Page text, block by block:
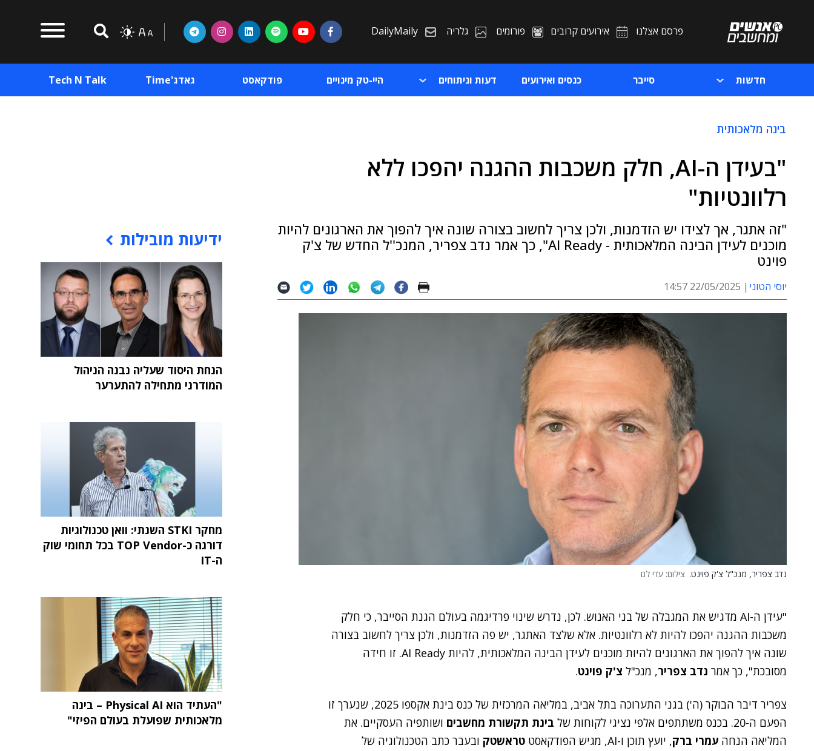
פרסם אצלנו אירועים קרובים פורומים גלריה DailyMaily
חדשות סייבר כנסים ואירועים דעות וניתוחים היי-טק מינויים פודקאסט גאדג'Time Tech N Talk
בינה מלאכותית
"בעידן ה-AI, חלק משכבות ההגנה יהפכו ללא
רלוונטיות"
"זה אתגר, אך לצידו יש הזדמנות, ולכן צריך לחשוב בצורה שונה איך להפוך את הארגונים להיות
מוכנים לעידן הבינה המלאכותית - AI Ready", כך אמר נדב צפריר, המנכ''ל החדש של צ'ק
פוינט
יוסי הטוני 22/05/2025 14:57
נדב צפריר, מנכ"ל צ'ק פוינט. צילום: עדי לם
"עידן ה-AI מדגיש את המגבלה של בני האנוש. לכן, נדרש שינוי פרדיגמה בעולם הגנת הסייבר, כי חלק
משכבות ההגנה יהפכו להיות לא רלוונטיות. אלא שלצד האתגר, יש פה הזדמנות, ולכן צריך לחשוב בצורה
שונה איך להפוך את הארגונים להיות מוכנים לעידן הבינה המלאכותית, להיות AI Ready. זו חידה
מסובכת", כך אמר נדב צפריר, מנכ"ל צ'ק פוינט.
צפריר דיבר הבוקר (ה') בגני התערוכה בתל אביב, במליאה המרכזית של כנס בינת אקספו 2025, שנערך זו
הפעם ה-20. בכנס משתתפים אלפי נציגי לקוחות של
בינת תקשורת מחשבים ושותפיה העסקיים. את
המליאה הנחה עמרי ברק, יועץ תוכן ו-AI, מגיש הפודקאסט טראשטק ובעבר כתב הטכנולוגיה של
ידיעות מובילות
הנחת היסוד שעליה נבנה הניהול
המודרני מתחילה להתערער
מחקר STKI השנתי: וואן טכנולוגיות
דורגה כ-TOP Vendor בכל תחומי שוק
ה-IT
"העתיד הוא Physical AI – בינה
מלאכותית שפועלת בעולם הפיזי"